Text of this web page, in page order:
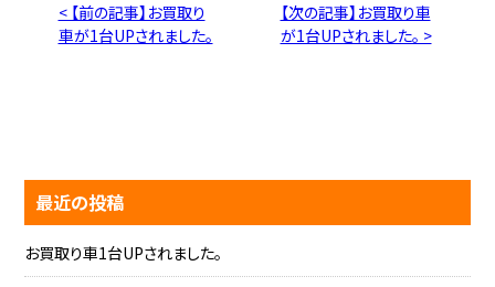
< 【前の記事】お買取り
車が1台UPされました。
【次の記事】お買取り車
が1台UPされました。 >
最近の投稿
お買取り車1台UPされました。